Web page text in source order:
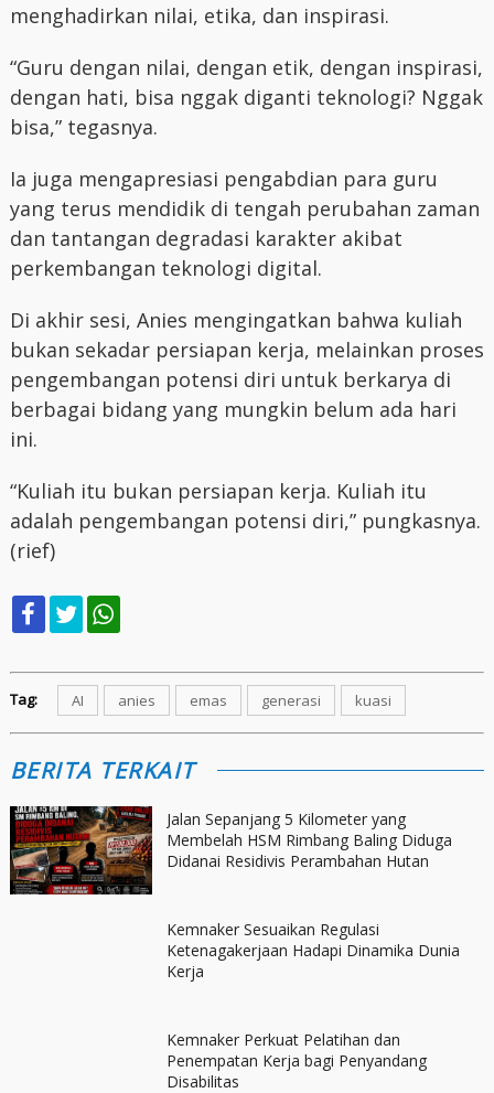
menghadirkan nilai, etika, dan inspirasi.
“Guru dengan nilai, dengan etik, dengan inspirasi,
dengan hati, bisa nggak diganti teknologi? Nggak
bisa,” tegasnya.
Ia juga mengapresiasi pengabdian para guru
yang terus mendidik di tengah perubahan zaman
dan tantangan degradasi karakter akibat
perkembangan teknologi digital.
Di akhir sesi, Anies mengingatkan bahwa kuliah
bukan sekadar persiapan kerja, melainkan proses
pengembangan potensi diri untuk berkarya di
berbagai bidang yang mungkin belum ada hari
ini.
“Kuliah itu bukan persiapan kerja. Kuliah itu
adalah pengembangan potensi diri,” pungkasnya.
(rief)
Tag: AI anies emas generasi kuasi
BERITA TERKAIT
Jalan Sepanjang 5 Kilometer yang
Membelah HSM Rimbang Baling Diduga
Didanai Residivis Perambahan Hutan
Kemnaker Sesuaikan Regulasi
Ketenagakerjaan Hadapi Dinamika Dunia
Kerja
Kemnaker Perkuat Pelatihan dan
Penempatan Kerja bagi Penyandang
Disabilitas